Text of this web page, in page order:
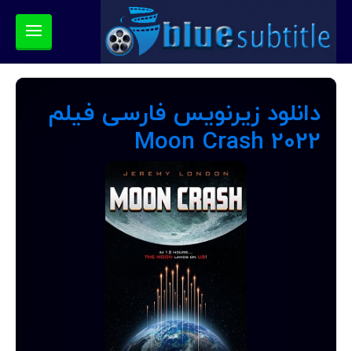
دانلود زیرنویس فارسی فیلم
Moon Crash 2022